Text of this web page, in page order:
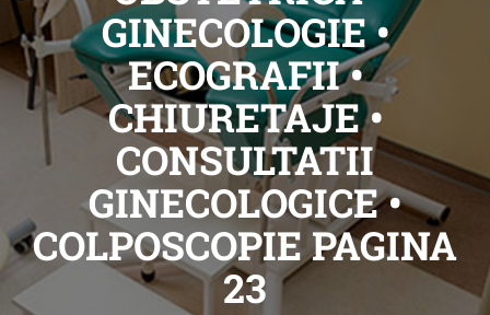
GINECOLOGIE •
ECOGRAFII •
CHIURETAJE •
CONSULTATII
GINECOLOGICE •
COLPOSCOPIE PAGINA
23